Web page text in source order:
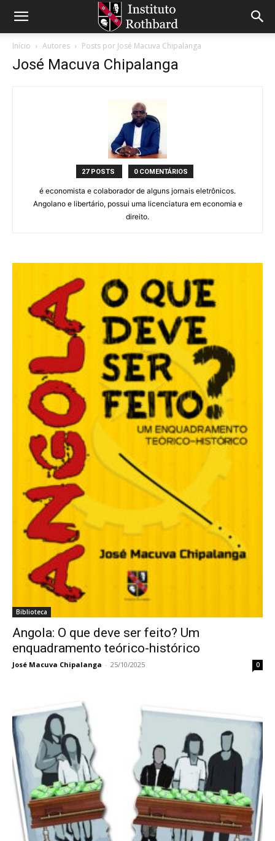
Início Autores Posts por José Macuva Chipalanga
José Macuva Chipalanga
27 POSTS 0 COMENTÁRIOS
é economista e colaborador de alguns jornais eletrônicos.
Angolano e libertário, possui uma licenciatura em economia e
direito.
Biblioteca
Angola: O que deve ser feito? Um
enquadramento teórico-histórico
José Macuva Chipalanga - 25/10/2025 0